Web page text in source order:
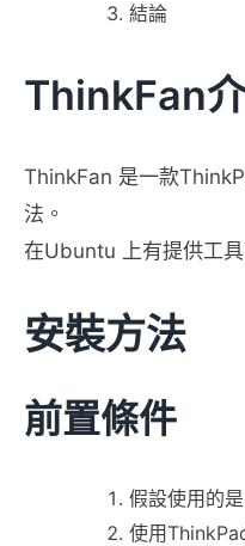
結論
ThinkFan
ThinkFan 是一款
法。
在Ubuntu 上有提供工
安裝方法
前置條件
假設使用的
使用